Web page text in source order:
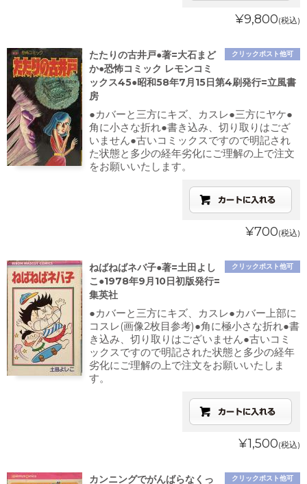
¥9,800(税込)
クリックポスト他可
たたりの古井戸●著=大石まど
か●恐怖コミック レモンコミ
ックス45●昭和58年7月15日第4刷発行=立風書
房
●カバーと三方にキズ、カスレ●三方にヤケ●
角に小さな折れ●書き込み、切り取りはござ
いません●古いコミックスですので明記され
た状態と多少の経年劣化にご理解の上で注文
をお願いいたします。
¥700(税込)
クリックポスト他可
ねばねばネバ子●著=土田よし
こ●1978年9月10日初版発行=
集英社
●カバーと三方にキズ、カスレ●カバー上部に
コスレ(画像2枚目参考)●角に極小さな折れ●書
き込み、切り取りはございません●古いコミ
ックスですので明記された状態と多少の経年
劣化にご理解の上で注文をお願いいたしま
す。
¥1,500(税込)
クリックポスト他可
カンニングでがんばらなくっ